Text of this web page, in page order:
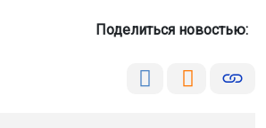
Поделиться новостью: